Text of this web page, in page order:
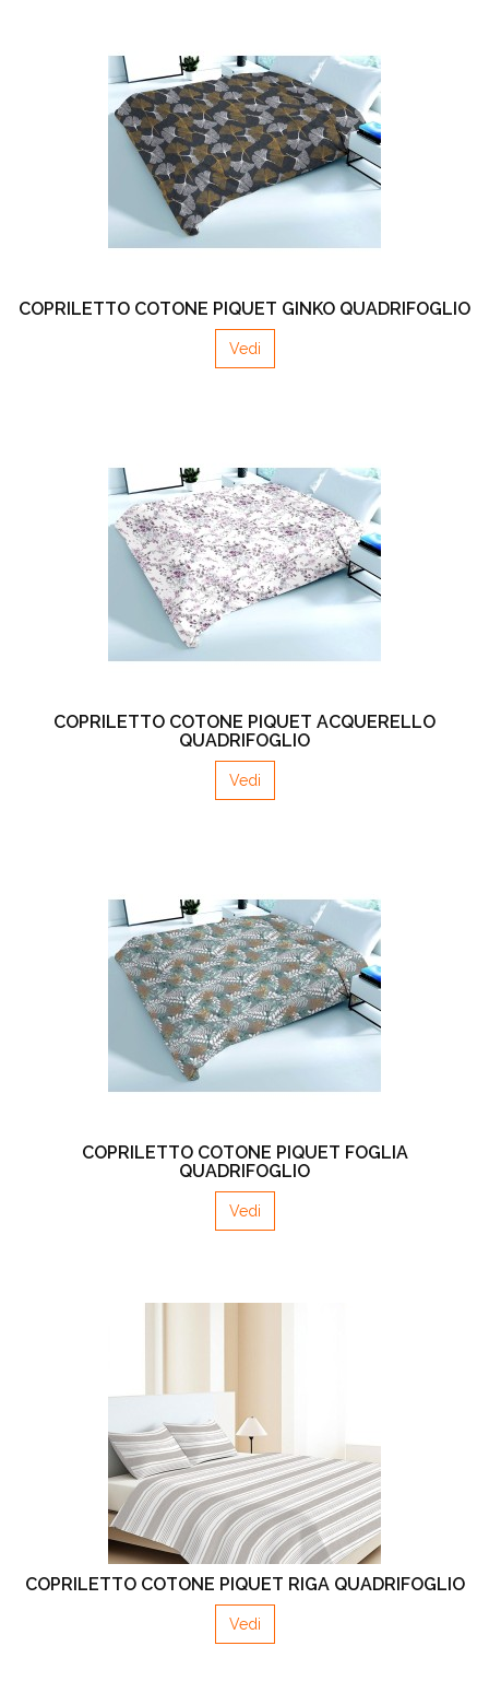
COPRILETTO COTONE PIQUET GINKO QUADRIFOGLIO
Vedi
COPRILETTO COTONE PIQUET ACQUERELLO
QUADRIFOGLIO
Vedi
COPRILETTO COTONE PIQUET FOGLIA
QUADRIFOGLIO
Vedi
COPRILETTO COTONE PIQUET RIGA QUADRIFOGLIO
Vedi